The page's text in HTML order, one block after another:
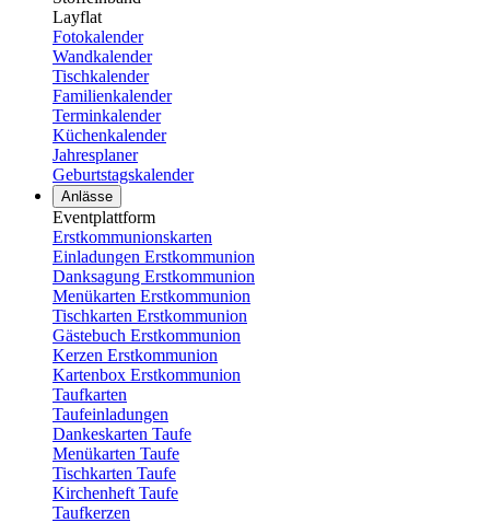
Layflat
Fotokalender
Wandkalender
Tischkalender
Familienkalender
Terminkalender
Küchenkalender
Jahresplaner
Geburtstagskalender
Anlässe
Eventplattform
Erstkommunionskarten
Einladungen Erstkommunion
Danksagung Erstkommunion
Menükarten Erstkommunion
Tischkarten Erstkommunion
Gästebuch Erstkommunion
Kerzen Erstkommunion
Kartenbox Erstkommunion
Taufkarten
Taufeinladungen
Dankeskarten Taufe
Menükarten Taufe
Tischkarten Taufe
Kirchenheft Taufe
Taufkerzen